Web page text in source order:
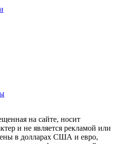
на сайте, носит
и не является рекламой или
в долларах США и евро,